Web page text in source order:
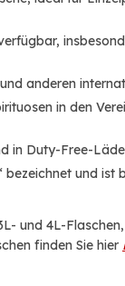
anderen
in den
in Duty-Free-
bezeichnet und
und 4L-
finden Sie hier